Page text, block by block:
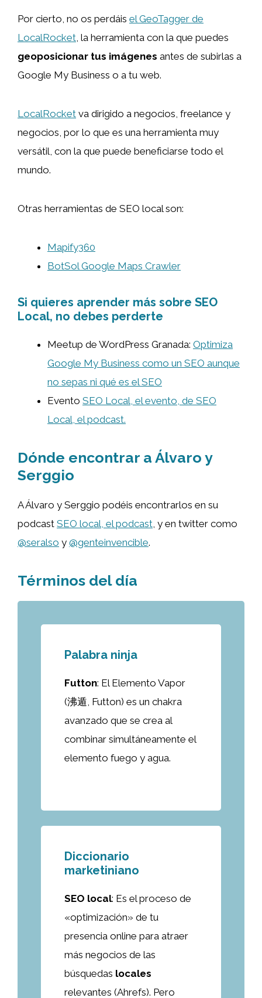
Por cierto, no os perdáis el GeoTagger de
LocalRocket, la herramienta con la que puedes
geoposicionar tus imágenes antes de subirlas a
Google My Business o a tu web.
LocalRocket va dirigido a negocios, freelance y
negocios, por lo que es una herramienta muy
versátil, con la que puede beneficiarse todo el
mundo.
Otras herramientas de SEO local son:
Mapify360
BotSol Google Maps Crawler
Si quieres aprender más sobre SEO
Local, no debes perderte
Meetup de WordPress Granada: Optimiza
Google My Business como un SEO aunque
no sepas ni qué es el SEO
Evento SEO Local, el evento, de SEO
Local, el podcast.
Dónde encontrar a Álvaro y
Serggio
A Álvaro y Serggio podéis encontrarlos en su
podcast SEO local, el podcast, y en twitter como
@seralso y @genteinvencible.
Términos del día
Palabra ninja
Futton: El Elemento Vapor
(沸遁, Futton) es un chakra
avanzado que se crea al
combinar simultáneamente el
elemento fuego y agua.
Diccionario
marketiniano
SEO local: Es el proceso de
«optimización» de tu
presencia online para atraer
más negocios de las
búsquedas locales
relevantes (Ahrefs). Pero